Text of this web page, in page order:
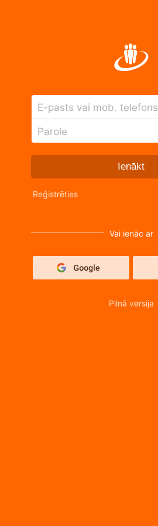
E-pasts vai mob. telefons
Parole
Ienākt
Reģistrēties
Vai ienāc ar
Pilnā versija